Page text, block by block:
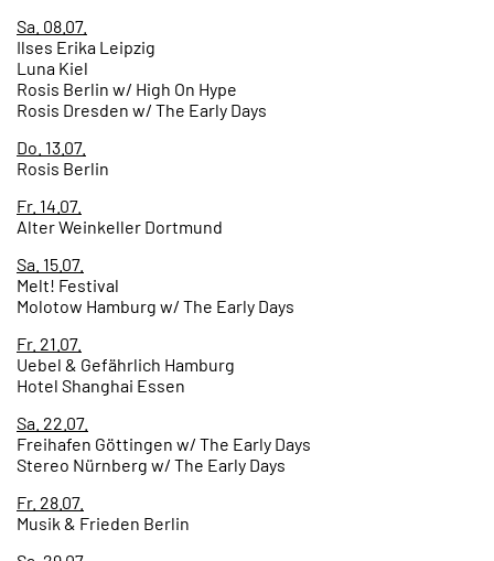
Sa. 08.07.
Ilses Erika Leipzig
Luna Kiel
Rosis Berlin w/ High On Hype
Rosis Dresden w/ The Early Days
Do. 13.07.
Rosis Berlin
Fr. 14.07.
Alter Weinkeller Dortmund
Sa. 15.07.
Melt! Festival
Molotow Hamburg w/ The Early Days
Fr. 21.07.
Uebel & Gefährlich Hamburg
Hotel Shanghai Essen
Sa. 22.07.
Freihafen Göttingen w/ The Early Days
Stereo Nürnberg w/ The Early Days
Fr. 28.07.
Musik & Frieden Berlin